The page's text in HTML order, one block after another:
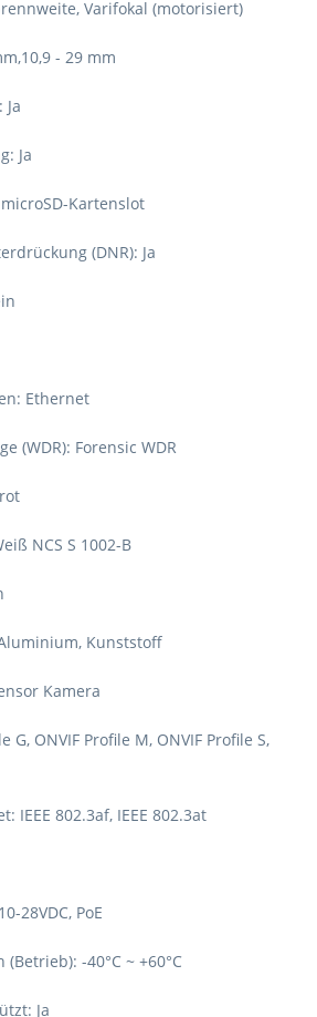
Varifokal (motorisiert)
- 29 mm
Ja
Kartenslot
(DNR): Ja
Ethernet
(WDR): Forensic WDR
NCS S 1002-B
Kunststoff
Kamera
G, ONVIF Profile M, ONVIF Profile S,
IEEE 802.3af, IEEE 802.3at
28VDC, PoE
-40°C ~ +60°C
Ja